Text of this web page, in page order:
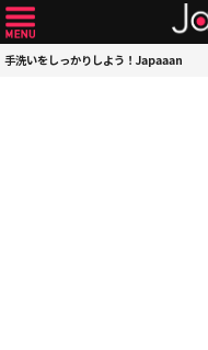
手洗いをしっかりしよう！Japaaan